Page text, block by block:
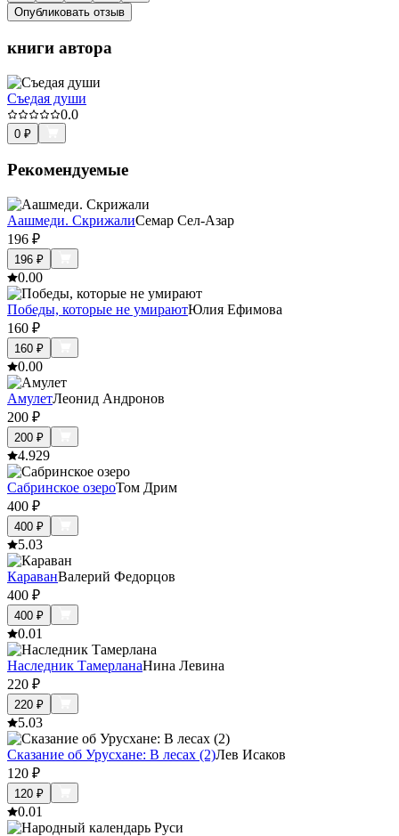
Опубликовать отзыв
книги автора
Съедая души
0.0
0 ₽
Рекомендуемые
Аашмеди. СкрижалиСемар Сел-Азар
196 ₽
196 ₽
0.00
Победы, которые не умираютЮлия Ефимова
160 ₽
160 ₽
0.00
АмулетЛеонид Андронов
200 ₽
200 ₽
4.929
Сабринское озероТом Дрим
400 ₽
400 ₽
5.03
КараванВалерий Федорцов
400 ₽
400 ₽
0.01
Наследник ТамерланаНина Левина
220 ₽
220 ₽
5.03
Сказание об Урусхане: В лесах (2)Лев Исаков
120 ₽
120 ₽
0.01